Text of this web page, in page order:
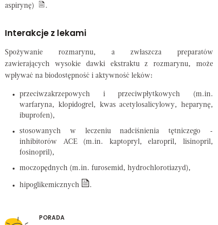
aspirynę)
.
Interakcje z lekami
Spożywanie rozmarynu, a zwłaszcza preparatów
zawierających wysokie dawki ekstraktu z rozmarynu, może
wpływać na biodostępność i aktywność leków:
przeciwzakrzepowych i przeciwpłytkowych (m.in.
warfaryna, klopidogrel, kwas acetylosalicylowy, heparynę,
ibuprofen),
stosowanych w leczeniu nadciśnienia tętniczego -
inhibitorów ACE (m.in. kaptopryl, elaropril, lisinopril,
fosinopril),
moczopędnych (m.in. furosemid, hydrochlorotiazyd),
hipoglikemicznych .
PORADA